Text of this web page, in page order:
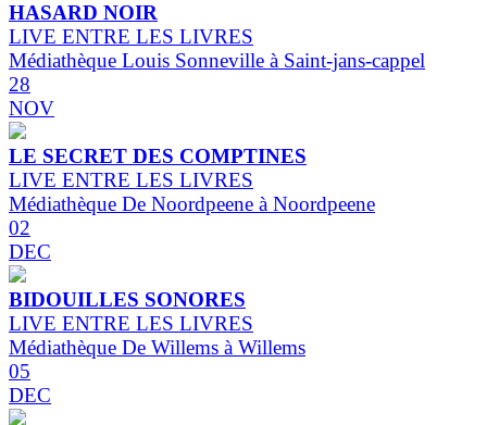
HASARD NOIR
LIVE ENTRE LES LIVRES
Médiathèque Louis Sonneville à Saint-jans-cappel
28
NOV
LE SECRET DES COMPTINES
LIVE ENTRE LES LIVRES
Médiathèque De Noordpeene à Noordpeene
02
DEC
BIDOUILLES SONORES
LIVE ENTRE LES LIVRES
Médiathèque De Willems à Willems
05
DEC